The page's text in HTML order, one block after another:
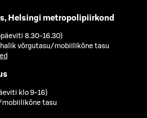
Helsingi metropolipiirkond
8.30-16.30)
võrgutasu/mobiilikõne tasu
klo 9-16)
tasu